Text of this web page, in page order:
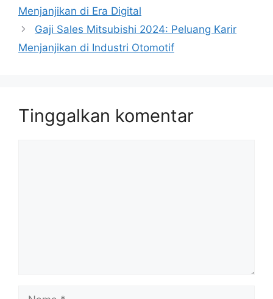
Menjanjikan di Era Digital
Gaji Sales Mitsubishi 2024: Peluang Karir
Menjanjikan di Industri Otomotif
Tinggalkan komentar
Nama